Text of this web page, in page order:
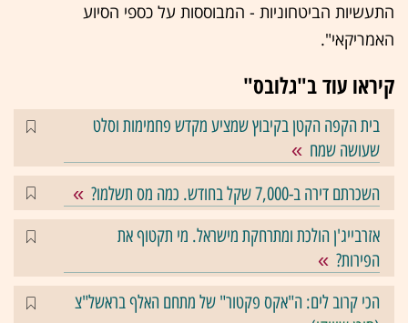
התעשיות הביטחוניות - המבוססות על כספי הסיוע
האמריקאי".
קיראו עוד ב"גלובס"
בית הקפה הקטן בקיבוץ שמציע מקדש פחמימות וסלט
שעושה שמח
השכרתם דירה ב-7,000 שקל בחודש. כמה מס תשלמו?
אזרבייג'ן הולכת ומתרחקת מישראל. מי תקטוף את
הפירות?
הכי קרוב לים: ה"אקס פקטור" של מתחם האלף בראשל"צ